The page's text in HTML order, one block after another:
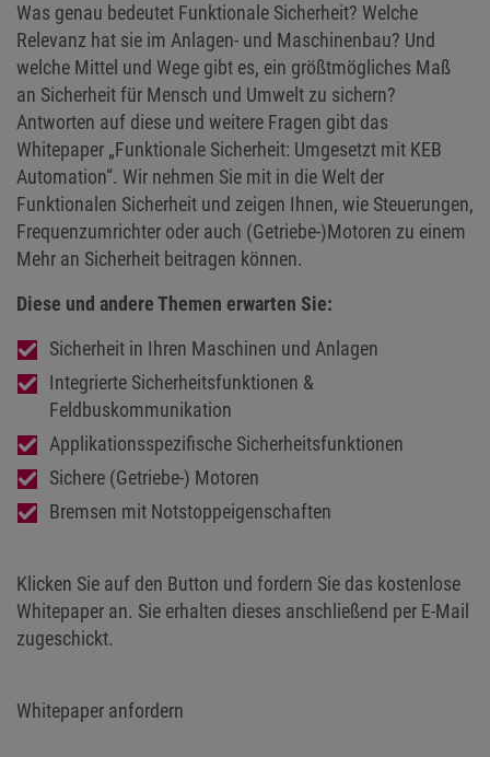
Was genau bedeutet Funktionale Sicherheit? Welche
Relevanz hat sie im Anlagen- und Maschinenbau? Und
welche Mittel und Wege gibt es, ein größtmögliches Maß
an Sicherheit für Mensch und Umwelt zu sichern?
Antworten auf diese und weitere Fragen gibt das
Whitepaper „Funktionale Sicherheit: Umgesetzt mit KEB
Automation“. Wir nehmen Sie mit in die Welt der
Funktionalen Sicherheit und zeigen Ihnen, wie Steuerungen,
Frequenzumrichter oder auch (Getriebe-)Motoren zu einem
Mehr an Sicherheit beitragen können.
Diese und andere Themen erwarten Sie:
Sicherheit in Ihren Maschinen und Anlagen
Integrierte Sicherheitsfunktionen &
Feldbuskommunikation
Applikationsspezifische Sicherheitsfunktionen
Sichere (Getriebe-) Motoren
Bremsen mit Notstoppeigenschaften
Klicken Sie auf den Button und fordern Sie das kostenlose
Whitepaper an. Sie erhalten dieses anschließend per E-Mail
zugeschickt.
Whitepaper anfordern